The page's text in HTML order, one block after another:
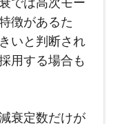
では高次モー
徴があるた
いと判断され
用する場合も
衰定数だけが